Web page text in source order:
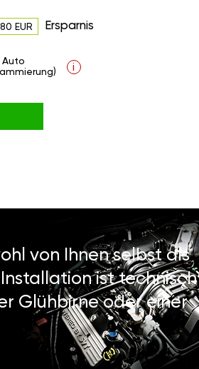
80 EUR Ersparnis
Auto
i
von Ihnen selbst als
ist technisch
Glühbirne oder einer